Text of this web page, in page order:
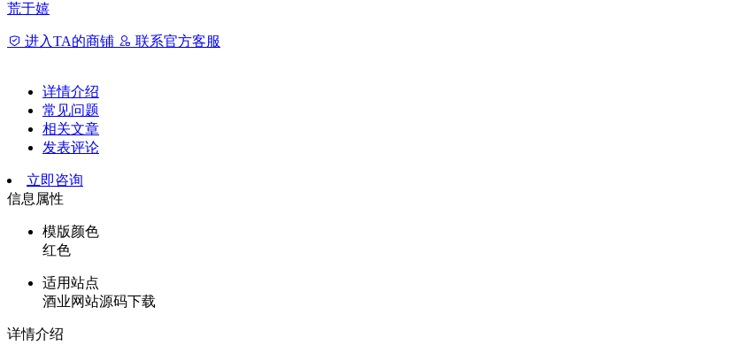
荒于嬉
进入TA的商铺 联系官方客服
详情介绍
常见问题
相关文章
发表评论
立即咨询
信息属性
模版颜色
红色
适用站点
酒业网站源码下载
详情介绍